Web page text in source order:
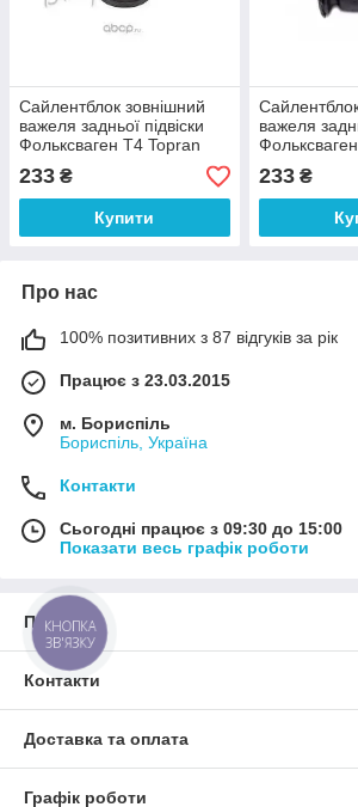
Сайлентблок зовнішний
важеля задньої підвіски
Фольксваген Т4 Topran
104 081 001
233 ₴
Купити
важеля
104 081 001
233₴
Про нас
100% позитивних з 87 відгуків за рік
Працює з 23.03.2015
м. Бориспіль
Бориспіль, Україна
Контакти
Сьогодні працює з 09:30 до 15:00
Показати весь графік роботи
Про нас
Контакти
Доставка та оплата
Графік роботи
КНОПКА
ЗВ'ЯЗКУ